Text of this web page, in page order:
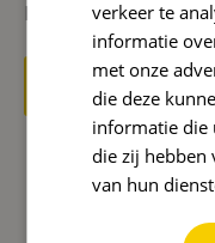
Nederland.
Start nu met
verkeer te
informatie
met onze
die deze
informatie die
die zij hebben
van hun